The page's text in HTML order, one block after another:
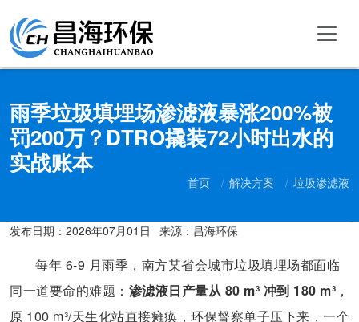
雨季垃圾填埋场渗滤液暴涨200%被
罚200万？DTRO撬装72小时出水的
实战账本
首页 解决方案 垃圾渗滤液
发布日期： 2026年07月01日 来源：昌海环保
每年 6-9 月雨季，南方某省会城市垃圾填埋场都面临
同一道要命的难题： 渗滤液日产量从 80 m³ 冲到 180 m³ ，
原 100 m³/天生化站直接瘫痪，环保督察单子压下来，一个